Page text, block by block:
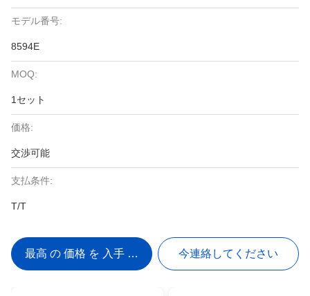
モデル番号:
8594E
MOQ:
1セット
価格:
交渉可能
支払条件:
T/T
最高 の 価格 を 入手 する 今連絡してください